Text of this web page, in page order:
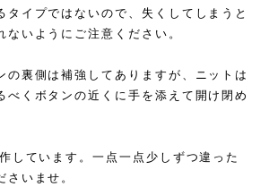
タイプではないので、失くしてしまうと
ないようにご注意ください。
裏側は補強してありますが、ニットは
べくボタンの近くに手を添えて開け閉め
しています。一点一点少しずつ違った
さいませ。